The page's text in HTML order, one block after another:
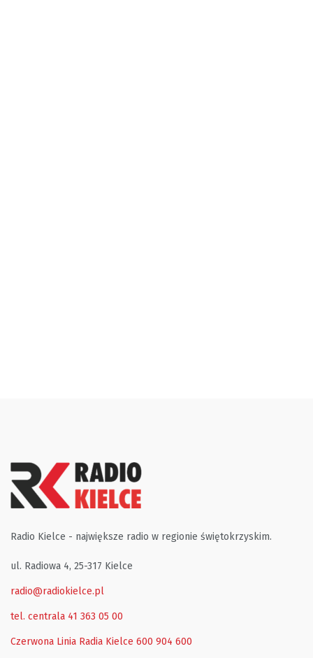
Radio Kielce - największe radio w regionie świętokrzyskim.
ul. Radiowa 4, 25-317 Kielce
radio@radiokielce.pl
tel. centrala 41 363 05 00
Czerwona Linia Radia Kielce 600 904 600